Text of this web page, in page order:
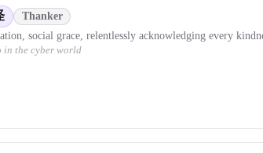
Thanker
social grace, relentlessly acknowledging every
in the cyber world